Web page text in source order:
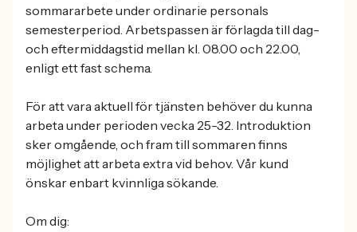
sommararbete under ordinarie personals
semesterperiod. Arbetspassen är förlagda till dag-
och eftermiddagstid mellan kl. 08.00 och 22.00,
enligt ett fast schema.
För att vara aktuell för tjänsten behöver du kunna
arbeta under perioden vecka 25-32. Introduktion
sker omgående, och fram till sommaren finns
möjlighet att arbeta extra vid behov. Vår kund
önskar enbart kvinnliga sökande.
Om dig: